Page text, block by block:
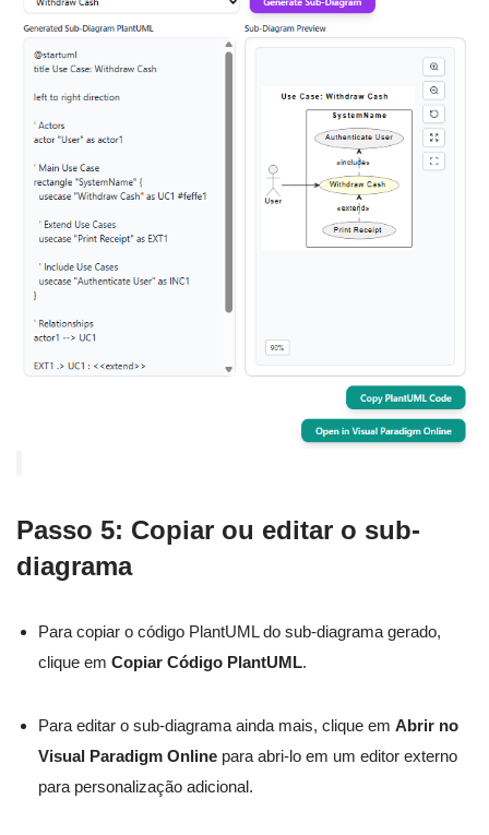
Passo 5: Copiar ou editar o sub-
diagrama
Para copiar o código PlantUML do sub-diagrama gerado,
clique em Copiar Código PlantUML.
Para editar o sub-diagrama ainda mais, clique em Abrir no
Visual Paradigm Online para abri-lo em um editor externo
para personalização adicional.